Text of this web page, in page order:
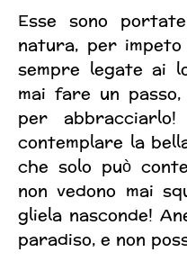
Esse sono
natura, per impeto
sempre legate ai
mai fare un
per
contemplare la
che solo può
non vedono mai
gliela nasconde!
paradiso, e non